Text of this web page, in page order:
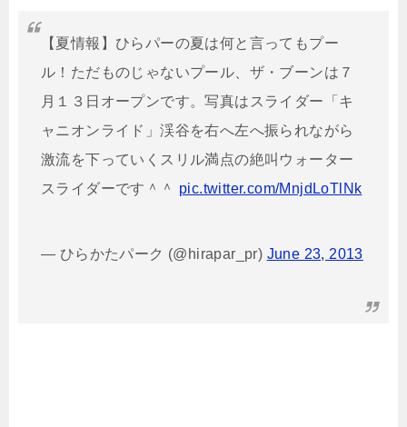
【夏情報】ひらパーの夏は何と言ってもプー
ル！ただものじゃないプール、ザ・ブーンは７
月１３日オープンです。写真はスライダー「キ
ャニオンライド」渓谷を右へ左へ振られながら
激流を下っていくスリル満点の絶叫ウォーター
スライダーです＾＾ pic.twitter.com/MnjdLoTlNk
— ひらかたパーク (@hirapar_pr) June 23, 2013